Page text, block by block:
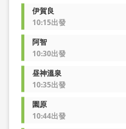
伊賀良
10:15出發
阿智
10:30出發
昼神溫泉
10:35出發
園原
10:44出發